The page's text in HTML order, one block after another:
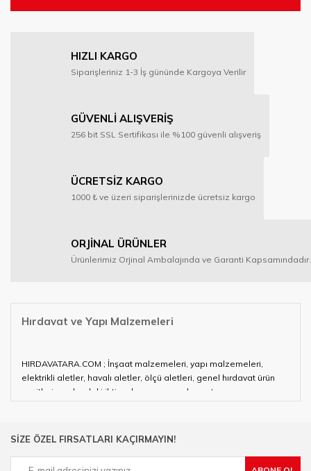
HIZLI KARGO
Siparişleriniz 1-3 İş gününde Kargoya Verilir
GÜVENLİ ALIŞVERİŞ
256 bit SSL Sertifikası ile %100 güvenli alışveriş
ÜCRETSİZ KARGO
1000 ₺ ve üzeri siparişlerinizde ücretsiz kargo
ORJİNAL ÜRÜNLER
Ürünlerimiz Orjinal Ambalajında ve Garanti Kapsamındadır.
Hırdavat ve Yapı Malzemeleri
HIRDAVATARA.COM ; İnşaat malzemeleri, yapı malzemeleri,
elektrikli aletler, havalı aletler, ölçü aletleri, genel hırdavat ürün
çeşitleri ve alandaki ihtiyaçlarınızın neredeyse tamamını
çalışan HIRDAVATARA.COM geniş ürün yelpazesi ile siz değerli
SİZE ÖZEL FIRSATLARI KAÇIRMAYIN!